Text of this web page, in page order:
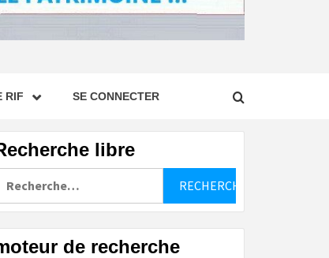
RIF SE CONNECTER
libre
de recherche